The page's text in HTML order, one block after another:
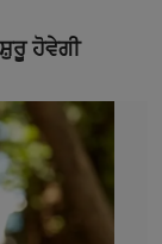
ਹੋਵੇਗੀ